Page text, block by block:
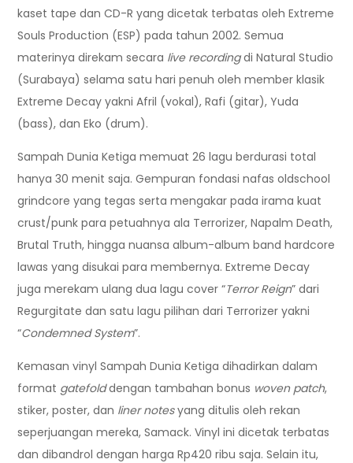
kaset tape dan CD-R yang dicetak terbatas oleh Extreme
Souls Production (ESP) pada tahun 2002. Semua
materinya direkam secara live recordingdi Natural Studio
(Surabaya) selama satu hari penuh oleh member klasik
Extreme Decay yakni Afril (vokal), Rafi (gitar), Yuda
(bass), dan Eko (drum).
Sampah Dunia Ketiga memuat 26 lagu berdurasi total
hanya 30 menit saja. Gempuran fondasi nafas oldschool
grindcore yang tegas serta mengakar pada irama kuat
crust/punk para petuahnya ala Terrorizer, Napalm Death,
Brutal Truth, hingga nuansa album-album band hardcore
lawas yang disukai para membernya. Extreme Decay
juga merekam ulang dua lagu cover “Terror Reign” dari
Regurgitate dan satu lagu pilihan dari Terrorizer yakni
“Condemned System”.
Kemasan vinyl Sampah Dunia Ketiga dihadirkan dalam
format gatefolddengan tambahan bonus woven patch,
stiker, poster, dan liner notesyang ditulis oleh rekan
seperjuangan mereka, Samack. Vinyl ini dicetak terbatas
dan dibandrol dengan harga Rp420 ribu saja. Selain itu,